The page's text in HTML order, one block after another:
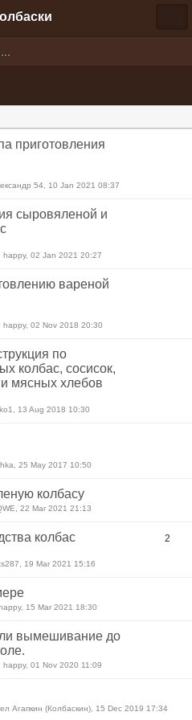
приготовления
54, 10 Jan 2021 08:37
сыровяленой и
happy, 02 Jan 2021 20:27
вареной
happy, 02 Nov 2018 20:30
по
колбас, сосисок,
мясных хлебов
13 Aug 2018 10:30
25 May 2017 10:50
колбасу
22 Mar 2021 21:13
колбас
2
19 Mar 2021 15:16
15 Mar 2021 18:30
вымешивание до
happy, 01 Nov 2020 11:09
Агапкин (Колбаскин), 15 Dec 2019 17:34